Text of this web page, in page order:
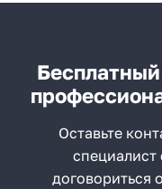
Оставьте
договориться